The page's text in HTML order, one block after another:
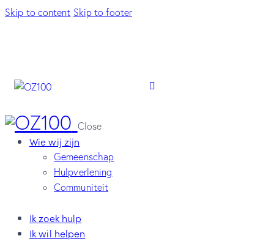
Skip to content Skip to footer
Close
Wie wij zijn
Gemeenschap
Hulpverlening
Communiteit
Ik zoek hulp
Ik wil helpen